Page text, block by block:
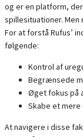
og er en platform,
spillesituationer.
For at forstå Rufus’
følgende:
Kontrol af
Begrænsede
Øget fokus på
Skabe et
At navigere i disse